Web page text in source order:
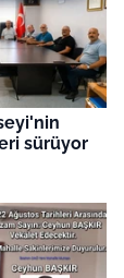
sürüyor